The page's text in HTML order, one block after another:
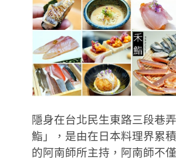
隱身在台北民生東路三段巷
鮨」，是由在日本料理界累
的阿南師所主持，阿南師不